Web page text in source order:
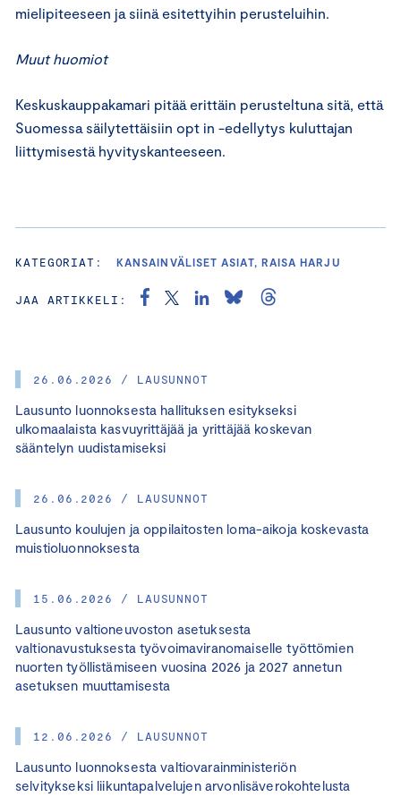
26.06.2026 / LAUSUNNOT
Lausunto luonnoksesta hallituksen esitykseksi
ulkomaalaista kasvuyrittäjää ja yrittäjää koskevan
sääntelyn uudistamiseksi
26.06.2026 / LAUSUNNOT
Lausunto koulujen ja oppilaitosten loma-aikoja koskevasta
muistioluonnoksesta
15.06.2026 / LAUSUNNOT
Lausunto valtioneuvoston asetuksesta
valtionavustuksesta työvoimaviranomaiselle työttömien
nuorten työllistämiseen vuosina 2026 ja 2027 annetun
asetuksen muuttamisesta
12.06.2026 / LAUSUNNOT
Lausunto luonnoksesta valtiovarainministeriön
selvitykseksi liikuntapalvelujen arvonlisäverokohtelusta
mielipiteeseen ja siinä esitettyihin perusteluihin.
Muut huomiot
Keskuskauppakamari pitää erittäin perusteltuna sitä, että
Suomessa säilytettäisiin opt in -edellytys kuluttajan
liittymisestä hyvityskanteeseen.
KATEGORIAT: KANSAINVÄLISET ASIAT, RAISA HARJU
JAA ARTIKKELI: